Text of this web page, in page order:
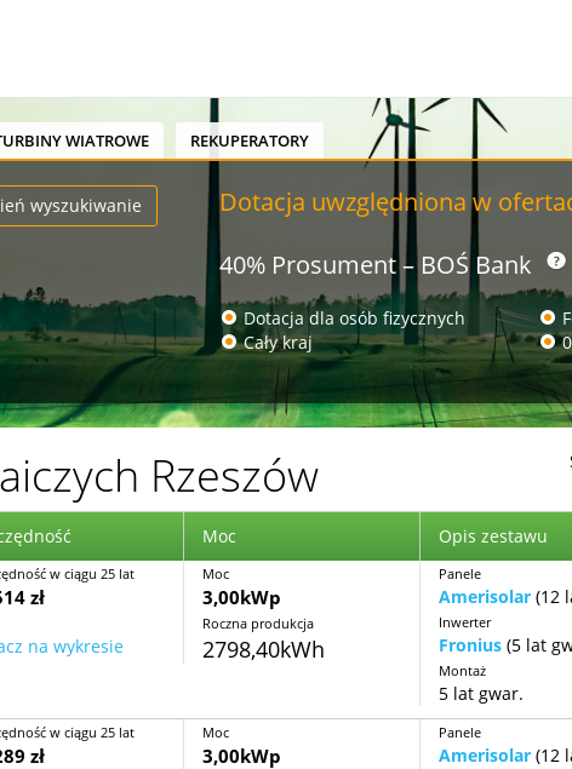
WIATROWE REKUPERATORY
wyszukiwanie Dotacja uwzględniona w
40% Prosument – BOŚ Bank
Dotacja dla osób fizycznych
Cały kraj
Rzeszów
Moc Opis zestawu
w ciągu 25 lat
zł
na wykresie
Moc
3,00kWp
Roczna produkcja
2798,40kWh
Panele
Amerisolar (12
Inwerter
Fronius (5 lat
Montaż
5 lat gwar.
w ciągu 25 lat
zł
Moc
3,00kWp
Panele
Amerisolar (12